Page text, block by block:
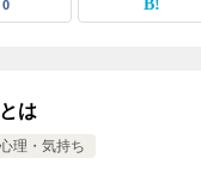
0
は
理・気持ち